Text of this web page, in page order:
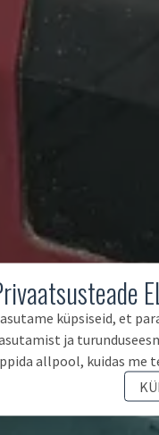
küpsiseid, et
ja
allpool, kuidas me